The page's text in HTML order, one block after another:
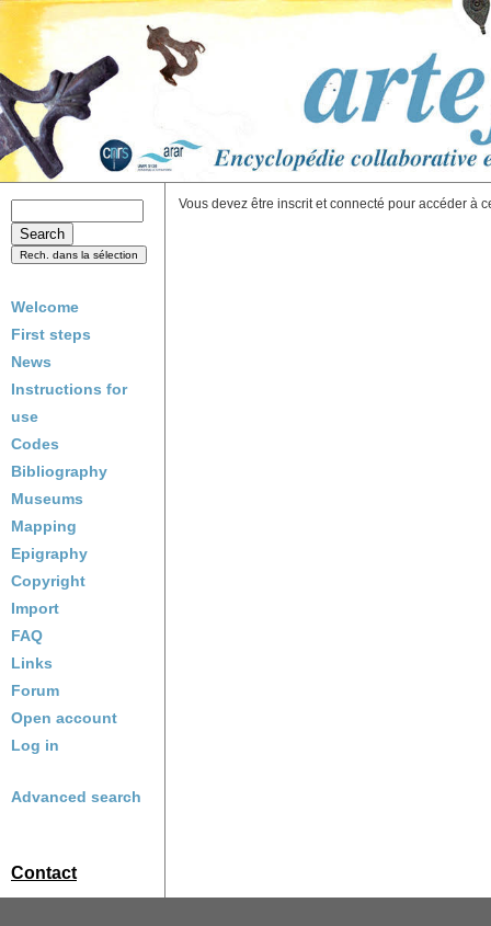
Welcome
First steps
News
Instructions for
use
Codes
Bibliography
Museums
Mapping
Epigraphy
Copyright
Import
FAQ
Links
Forum
Open account
Log in
Advanced search
Contact
Vous devez être inscrit et connecté pour accéder à